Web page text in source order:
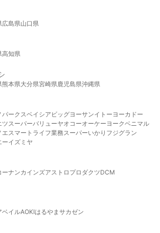
広島県山口県
高知県
熊本県大分県宮崎県鹿児島県沖縄県
パークスベイシア ビッグヨーサンイトーヨーカドー
ツスーパーバリューヤオコーオーケー ヨークベニマル
エスマート ライフ業務スーパーいかり フジグラン
ーイズミヤ
ーナンカインズアストロプロダクツDCM
ベイルAOKIはるやま サカゼン